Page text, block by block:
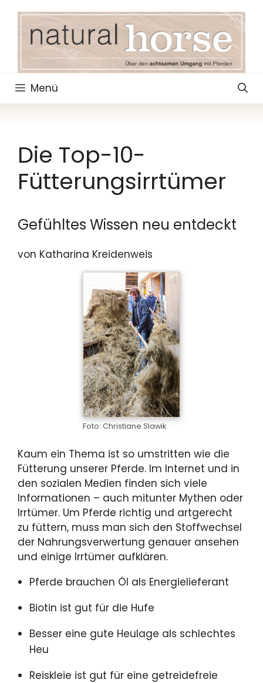
springen
Menü
Die Top-10-
Fütterungsirrtümer
Gefühltes Wissen neu entdeckt
von Katharina Kreidenweis
Foto: Christiane Slawik
Kaum ein Thema ist so umstritten wie die
Fütterung unserer Pferde. Im Internet und in
den sozialen Medien finden sich viele
Informationen – auch mitunter Mythen oder
Irrtümer. Um Pferde richtig und artgerecht
zu füttern, muss man sich den Stoffwechsel
der Nahrungsverwertung genauer ansehen
und einige Irrtümer aufklären.
Pferde brauchen Öl als Energielieferant
Biotin ist gut für die Hufe
Besser eine gute Heulage als schlechtes
Heu
Reiskleie ist gut für eine getreidefreie